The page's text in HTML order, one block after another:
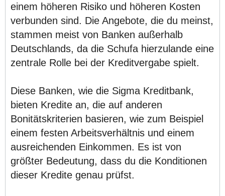
einem höheren Risiko und höheren Kosten
verbunden sind. Die Angebote, die du meinst,
stammen meist von Banken außerhalb
Deutschlands, da die Schufa hierzulande eine
zentrale Rolle bei der Kreditvergabe spielt.
Diese Banken, wie die Sigma Kreditbank,
bieten Kredite an, die auf anderen
Bonitätskriterien basieren, wie zum Beispiel
einem festen Arbeitsverhältnis und einem
ausreichenden Einkommen. Es ist von
größter Bedeutung, dass du die Konditionen
dieser Kredite genau prüfst.